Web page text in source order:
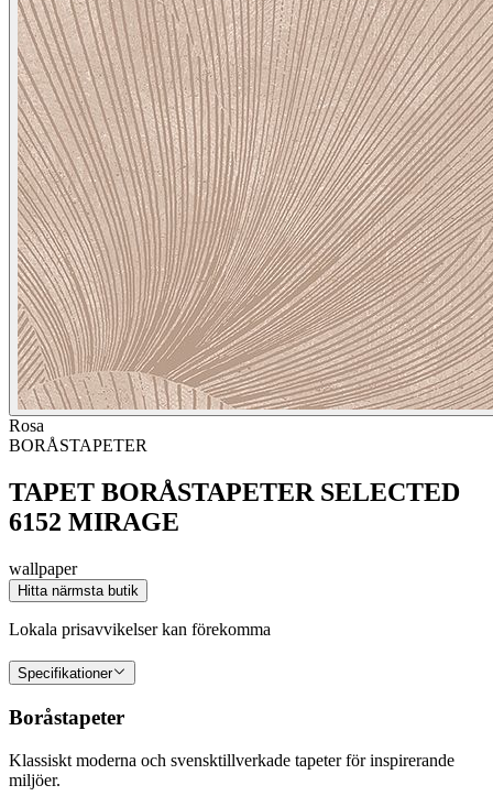
Rosa
BORÅSTAPETER
TAPET BORÅSTAPETER SELECTED
6152 MIRAGE
wallpaper
Hitta närmsta butik
Lokala prisavvikelser kan förekomma
Specifikationer
Boråstapeter
Klassiskt moderna och svensktillverkade tapeter för inspirerande
miljöer.